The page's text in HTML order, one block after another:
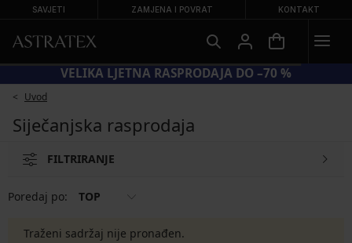
SAVJETI ZAMJENA I POVRAT KONTAKT
VELIKA LJETNA RASPRODAJA DO –70 %
Uvod
Siječanjska rasprodaja
FILTRIRANJE
Poredaj po: TOP
Traženi sadržaj nije pronađen.